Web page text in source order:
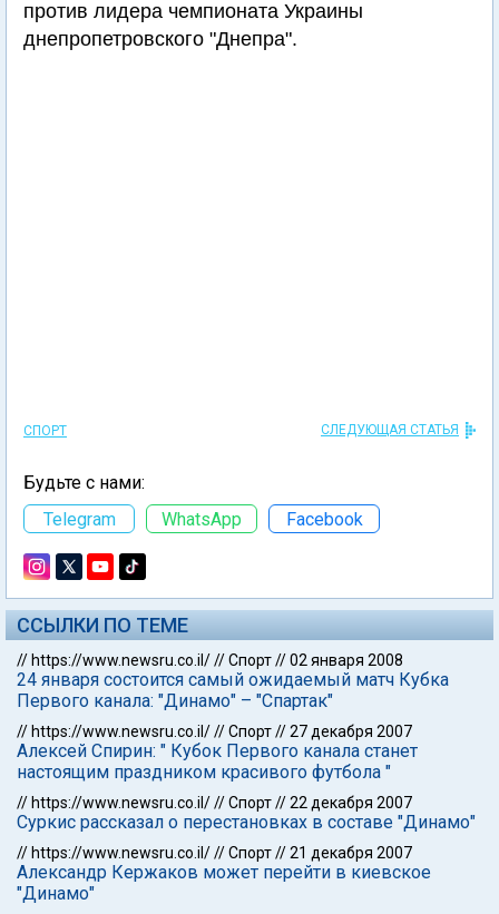
против лидера чемпионата Украины
днепропетровского "Днепра".
СПОРТ СЛЕДУЮЩАЯ СТАТЬЯ
Будьте с нами:
Telegram
WhatsApp Facebook
ССЫЛКИ ПО ТЕМЕ
// https://www.newsru.co.il///Спорт//02 января 2008
24 января состоится самый ожидаемый матч Кубка
Первого канала: "Динамо" – "Спартак"
// https://www.newsru.co.il///Спорт//27 декабря 2007
Алексей Спирин: " Кубок Первого канала станет
настоящим праздником красивого футбола "
// https://www.newsru.co.il///Спорт//22 декабря 2007
Суркис рассказал о перестановках в составе "Динамо"
// https://www.newsru.co.il///Спорт//21 декабря 2007
Александр Кержаков может перейти в киевское
"Динамо"